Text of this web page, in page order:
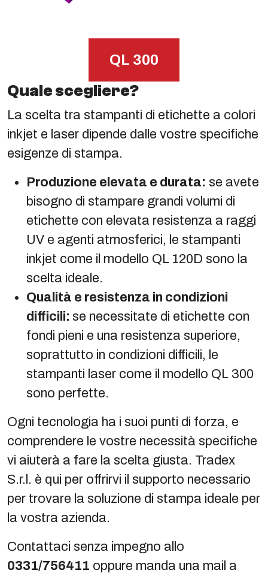
QL 300
Quale scegliere?
La scelta tra stampanti di etichette a colori
inkjet e laser dipende dalle vostre specifiche
esigenze di stampa.
Produzione elevata e durata: se avete
bisogno di stampare grandi volumi di
etichette con elevata resistenza a raggi
UV e agenti atmosferici, le stampanti
inkjet come il modello QL 120D sono la
scelta ideale.
Qualità e resistenza in condizioni
difficili: se necessitate di etichette con
fondi pieni e una resistenza superiore,
soprattutto in condizioni difficili, le
stampanti laser come il modello QL 300
sono perfette.
Ogni tecnologia ha i suoi punti di forza, e
comprendere le vostre necessità specifiche
vi aiuterà a fare la scelta giusta. Tradex
S.r.l. è qui per offrirvi il supporto necessario
per trovare la soluzione di stampa ideale per
la vostra azienda.
Contattaci senza impegno allo
0331/756411 oppure manda una mail a